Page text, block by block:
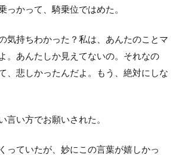
っかって、騎乗位ではめた。
気持ちわかった？私は、あんたのことマ
。あんたしか見えてないの。それなの
、悲しかったんだよ。もう、絶対にしな
言い方でお願いされた。
っていたが、妙にこの言葉が嬉しかっ